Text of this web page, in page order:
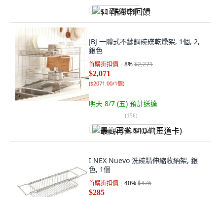
$1 酷澎幣回饋
JBJ 一體式不鏽鋼碗碟乾燥架, 1個, 2,
銀色
首購折扣價 8%$2,271
$2,071
($2071.00/1個)
明天 8/7 (五) 預計送達
(156)
最高再省 $104 (王道卡)
I NEX Nuevo 洗碗精伸縮收納架, 銀
色, 1個
首購折扣價 40%$476
$285